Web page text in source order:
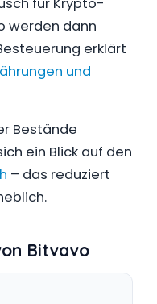
werden dann
erklärt
und
Bestände
ein Blick auf den
– das reduziert
Bitvavo